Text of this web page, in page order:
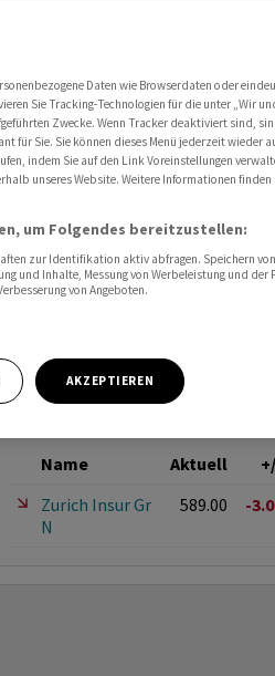
wissen
UP
Name Aktuell
Zurich Insur Gr
N
589.00 -
Daten wie Browserdaten oder
Sie Tracking-Technologien für die unter „Wir
Zwecke. Wenn Tracker deaktiviert sind,
für Sie. Sie können dieses Menü jederzeit wieder
indem Sie auf den Link Voreinstellungen
unseres Website. Weitere Informationen finden
um Folgendes bereitzustellen:
zur Identifikation aktiv abfragen. Speichern
und Inhalte, Messung von Werbeleistung und der
von Angeboten.
AKZEPTIEREN